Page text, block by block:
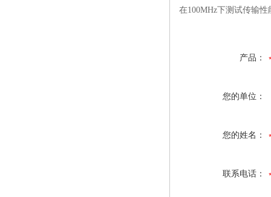
在100MHz下测试传输性
产品：
您的单位：
您的姓名：
联系电话：